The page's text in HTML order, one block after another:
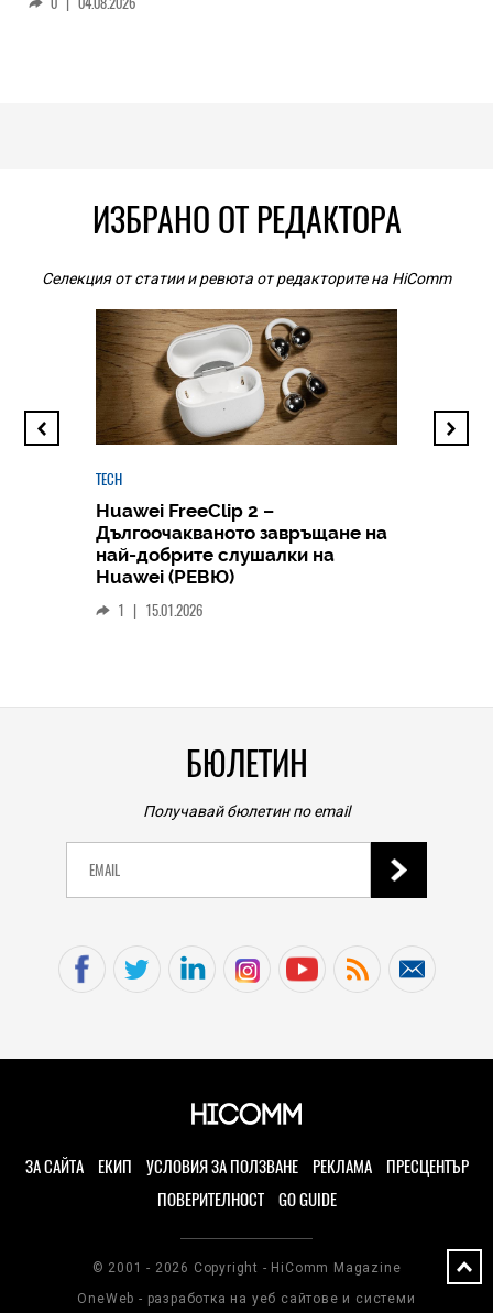
ИЗБРАНО ОТ РЕДАКТОРА
Селекция от статии и ревюта от редакторите на HiComm
TECH
Huawei FreeClip 2 –
Дългоочакваното завръщане на
най-добрите слушалки на
Huawei (РЕВЮ)
1 | 15.01.2026
БЮЛЕТИН
Получавай бюлетин по email
ЗА САЙТА ЕКИП УСЛОВИЯ ЗА ПОЛЗВАНЕ РЕКЛАМА
ПРЕСЦЕНТЪР
ПОВЕРИТЕЛНОСТ
GO GUIDE
© 2001 - 2026 Copyright - HiComm Magazine
OneWeb - разработка на уеб сайтове и системи